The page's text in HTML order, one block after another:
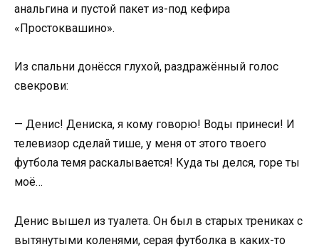
анальгина и пустой пакет из-под кефира
«Простоквашино».
Из спальни донёсся глухой, раздражённый голос
свекрови:
— Денис! Дениска, я кому говорю! Воды принеси! И
телевизор сделай тише, у меня от этого твоего
футбола темя раскалывается! Куда ты делся, горе ты
моё…
Денис вышел из туалета. Он был в старых трениках с
вытянутыми коленями, серая футболка в каких-то